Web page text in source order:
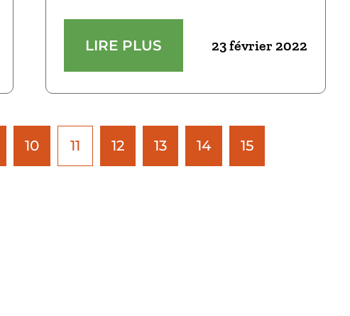
LIRE PLUS 23 février 2022
10 11 12 13 14 15